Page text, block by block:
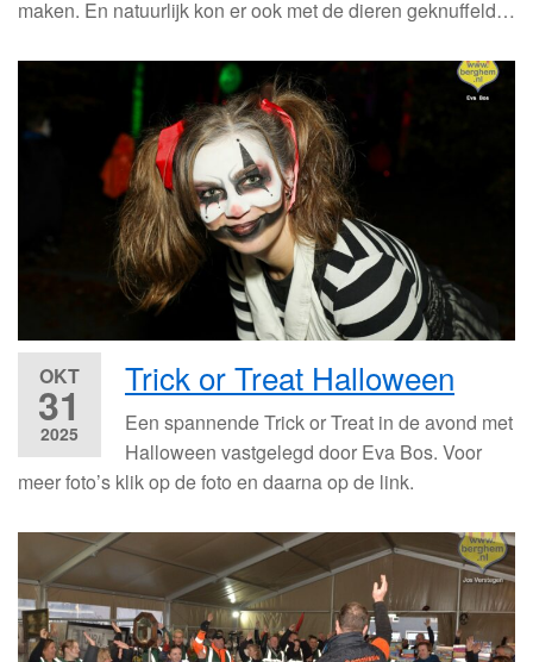
maken. En natuurlijk kon er ook met de dieren geknuffeld…
OKT
31
2025
Trick or Treat Halloween
Een spannende Trick or Treat in de avond met
Halloween vastgelegd door Eva Bos. Voor
meer foto’s klik op de foto en daarna op de link.